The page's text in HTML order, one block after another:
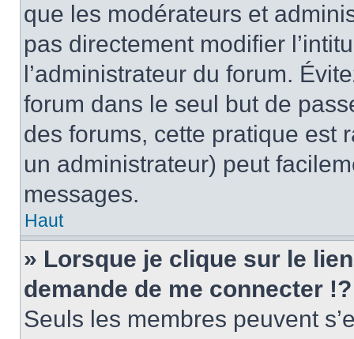
que les modérateurs et
pas directement modifier
l’administrateur du forum.
forum dans le seul but de
des forums, cette pratique est
un administrateur) peut
messages.
Haut
» Lorsque je clique sur le
demande de me connecter !?
Seuls les membres peuvent